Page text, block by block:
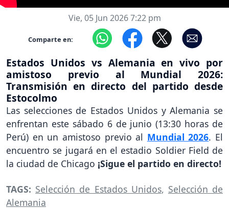
Vie, 05 Jun 2026 7:22 pm
Comparte en:
Estados Unidos vs Alemania en vivo por
amistoso previo al Mundial 2026:
Transmisión en directo del partido desde
Estocolmo
Las selecciones de Estados Unidos y Alemania se
enfrentan este sábado 6 de junio (13:30 horas de
Perú) en un amistoso previo al Mundial 2026. El
encuentro se jugará en el estadio Soldier Field de
la ciudad de Chicago ¡Sigue el partido en directo!
TAGS: Selección de Estados Unidos, Selección de
Alemania